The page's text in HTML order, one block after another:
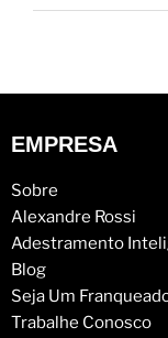
EMPRESA
Sobre
Alexandre Rossi
Adestramento
Blog
Seja Um
Trabalhe Conosco